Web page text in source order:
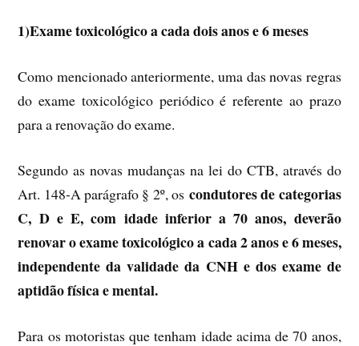
1)Exame toxicológico a cada dois anos e 6 meses
Como mencionado anteriormente, uma das novas regras
do exame toxicológico periódico é referente ao prazo
para a renovação do exame.
Segundo as novas mudanças na lei do CTB, através do
Art. 148-A parágrafo § 2º, oscondutores de categorias
C, D e E, com idade inferior a 70 anos, deverão
renovar o exame toxicológico a cada 2 anos e 6 meses,
independente da validade da CNH e dos exame de
aptidão física e mental.
Para os motoristas que tenham idade acima de 70 anos,